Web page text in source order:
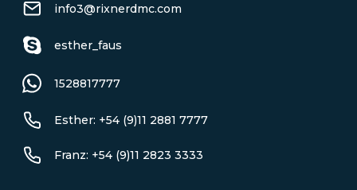
info3@rixnerdmc.com
esther_faus
1528817777
Esther: +54 (9)11 2881 7777
Franz: +54 (9)11 2823 3333